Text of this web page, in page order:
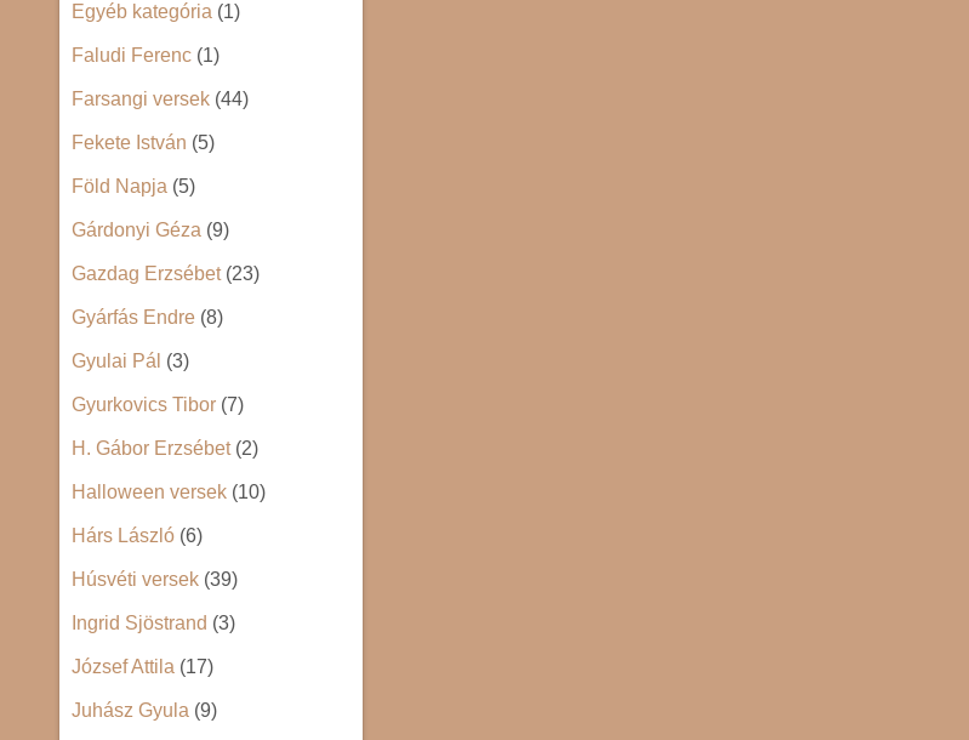
Egyéb kategória (1)
Faludi Ferenc (1)
Farsangi versek (44)
Fekete István (5)
Föld Napja (5)
Gárdonyi Géza (9)
Gazdag Erzsébet(23)
Gyárfás Endre (8)
Gyulai Pál (3)
Gyurkovics Tibor (7)
H. Gábor Erzsébet(2)
Halloween versek (10)
Hárs László (6)
Húsvéti versek (39)
Ingrid Sjöstrand (3)
József Attila (17)
Juhász Gyula (9)